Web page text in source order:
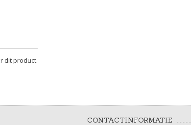
dit product.
CONTACTINFORMATIE